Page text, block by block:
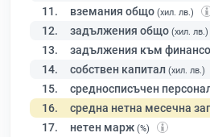
11. вземания общо (хил. лв.)
12. задължения общо (хил. лв.)
13. задължения към
14. собствен капитал (хил. лв.)
15. средносписъчен
16. средна нетна месечна
17. нетен марж (%)